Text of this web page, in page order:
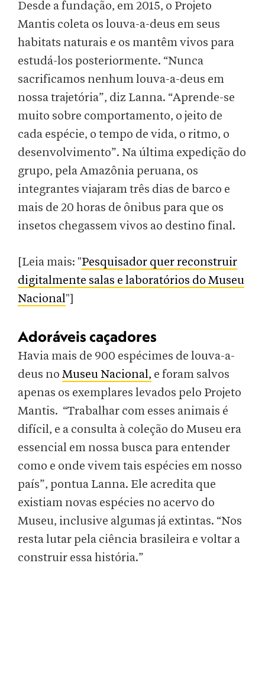
Desde a fundação, em 2015, o Projeto
Mantis coleta os louva-a-deus em seus
habitats naturais e os mantêm vivos para
estudá-los posteriormente. “Nunca
sacrificamos nenhum louva-a-deus em
nossa trajetória”, diz Lanna. “Aprende-se
muito sobre comportamento, o jeito de
cada espécie, o tempo de vida, o ritmo, o
desenvolvimento”. Na última expedição do
grupo, pela Amazônia peruana, os
integrantes viajaram três dias de barco e
mais de 20 horas de ônibus para que os
insetos chegassem vivos ao destino final.
[Leia mais: "Pesquisador quer reconstruir
digitalmente salas e laboratórios do Museu
Nacional"]
Adoráveis caçadores
Havia mais de 900 espécimes de louva-a-
deus no Museu Nacional, e foram salvos
apenas os exemplares levados pelo Projeto
Mantis. “Trabalhar com esses animais é
difícil, e a consulta à coleção do Museu era
essencial em nossa busca para entender
como e onde vivem tais espécies em nosso
país”, pontua Lanna. Ele acredita que
existiam novas espécies no acervo do
Museu, inclusive algumas já extintas. “Nos
resta lutar pela ciência brasileira e voltar a
construir essa história.”